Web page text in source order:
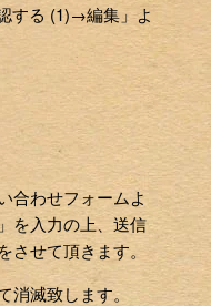
する (1)→編集」よ
合わせフォームよ
を入力の上、送信
させて頂きます。
滅致します。